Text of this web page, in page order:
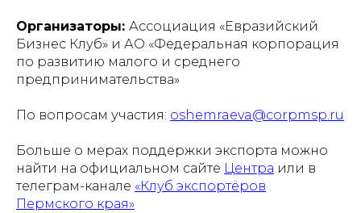
Организаторы: Ассоциация «Евразийский
Бизнес Клуб» и АО «Федеральная корпорация
по развитию малого и среднего
предпринимательства»
По вопросам участия: oshemraeva@corpmsp.ru
Больше о мерах поддержки экспорта можно
найти на официальном сайте Центра или в
телеграм-канале «Клуб экспортёров
Пермского края»